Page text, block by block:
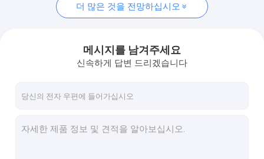
생분해 가능한 슬라이드 지프백
생물 분해 가능한 메일 봉지
미생물에 의해 분해된 쇼핑 가방
더 많은 것을 전망하십시오
메시지를 남겨주세요
신속하게 답변 드리겠습니다